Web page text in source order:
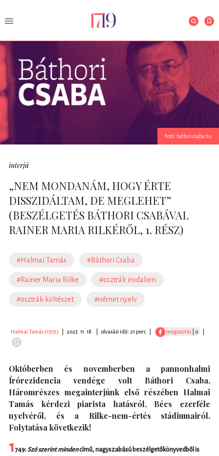
Fotó: bathoricsaba.hu
interjú
„NEM MONDANÁM, HOGY ÉRTE
DISSZIDÁLTAM, DE MEGLEHET”
(BESZÉLGETÉS BÁTHORI CSABÁVAL
RAINER MARIA RILKÉRŐL, 1. RÉSZ)
#Halmai Tamás #Báthori Csaba
#Rainer Maria Rilke #osztrák irodalom
#osztrák költészet #német nyelv
Halmai Tamás (1975) 2023. 11. 18. olvasási idő: 21 perc megosztás | 0
Októberben és novemberben a pannonhalmi
Írórezidencia vendége volt Báthori Csaba.
Háromrészes megainterjúnk első részében Halmai
Tamás kérdezi piarista hatásról, Bécs ezerféle
nyelvéről, és a Rilke-nem-értés stádiumairól.
Folytatása következik!
1749: Szó szerint mindencímű, nagyszabású beszélgetőkönyvedből is